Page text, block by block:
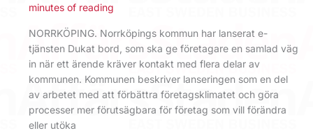
minutes of reading
NORRKÖPING. Norrköpings kommun har lanserat e-
tjänsten Dukat bord, som ska ge företagare en samlad väg
in när ett ärende kräver kontakt med flera delar av
kommunen. Kommunen beskriver lanseringen som en del
av arbetet med att förbättra företagsklimatet och göra
processer mer förutsägbara för företag som vill förändra
eller utöka